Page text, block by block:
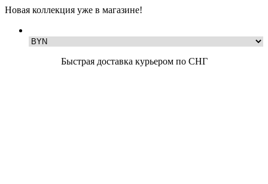
Новая коллекция уже в магазине!
Быстрая доставка курьером по СНГ